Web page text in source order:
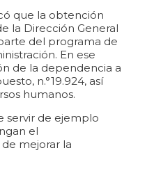
que la obtención
la Dirección General
del programa de
En ese
de la dependencia a
n.°19.924, así
humanos.
servir de ejemplo
el
mejorar la